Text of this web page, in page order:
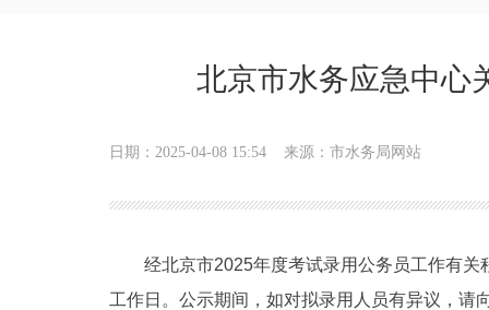
北京市水务应急中心
日期：2025-04-08 15:54 来源：市水务局网站
经北京市2025年度考试录用公务员工作有
工作日。公示期间，如对拟录用人员有异议，请